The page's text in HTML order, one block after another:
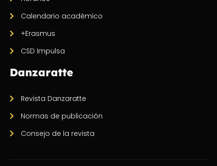
Calendario académico
+Erasmus
CSD Impulsa
Danzaratte
Revista Danzaratte
Normas de publicación
Consejo de la revista